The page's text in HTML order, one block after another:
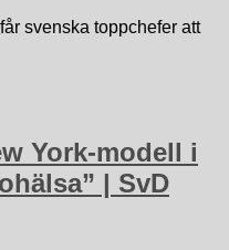
svenska toppchefer att
York-modell i
| SvD